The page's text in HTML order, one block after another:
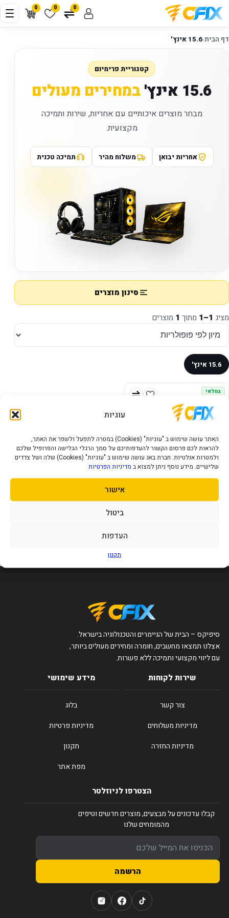
עוגיות
האתר עושה שימוש ב "עוגיות" (Cookies) במטרה לתפעל ולשפר את האתר,
להראות לכם פרסום הקשור להעדפותיכם על סמך הרגלי הגלישה והפרופיל שלכם
ולמטרות אנלטיות. חברת באג עושה שימוש ב "עוגיות" (Cookies) שלה ושל צדדים
שלישיים. מידע נוסף ניתן למצוא ב מדיניות הפרטיות
אישור
ביטול
העדפות
תקנון
0 0 0
דף הבית‹15.6 אינץ'
קטגוריית פרימיום
15.6 אינץ' במחירים מעולים
מבחר מוצרים איכותיים עם אחריות, שירות ותמיכה
מקצועית.
אחריות יבואן משלוח מהיר תמיכה טכנית
סינון מוצרים
מציג 1–1 מתוך 1 מוצרים
15.6 אינץ'
במלאי
Silver 7120U 8GB 256NVME 15.6
סיפיקס – הבית של הגיימרים והטכנולוגיה בישראל.
אצלנו תמצאו מחשבים, חומרה ומחירים מעולים ביותר,
עם ליווי מקצועי ותמיכה ללא פשרות.
שירות לקוחות
צור קשר
מדיניות משלוחים
מדיניות החזרה
מידע שימושי
בלוג
מדיניות פרטיות
תקנון
מפת אתר
הצטרפו לניוזלטר
קבלו עדכונים על מבצעים, מוצרים חדשים וטיפים
מהמומחים שלנו
הרשמה